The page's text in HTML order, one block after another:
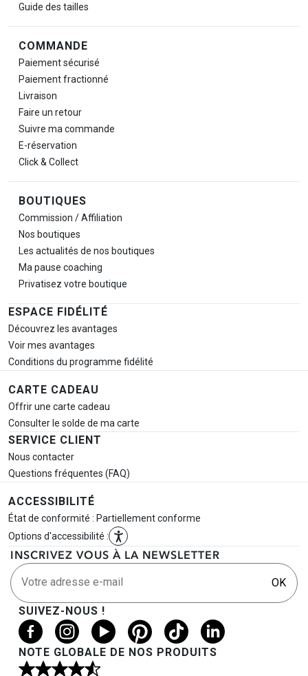
Guide des tailles
COMMANDE
Paiement sécurisé
Paiement fractionné
Livraison
Faire un retour
Suivre ma commande
E-réservation
Click & Collect
BOUTIQUES
Commission / Affiliation
Nos boutiques
Les actualités de nos boutiques
Ma pause coaching
Privatisez votre boutique
ESPACE FIDÉLITÉ
Découvrez les avantages
Voir mes avantages
Conditions du programme fidélité
CARTE CADEAU
Offrir une carte cadeau
Consulter le solde de ma carte
SERVICE CLIENT
Nous contacter
Questions fréquentes (FAQ)
ACCESSIBILITÉ
État de conformité : Partiellement conforme
Options d'accessibilité :
INSCRIVEZ VOUS À LA NEWSLETTER
Votre adresse e-mail OK
SUIVEZ-NOUS !
NOTE GLOBALE DE NOS PRODUITS